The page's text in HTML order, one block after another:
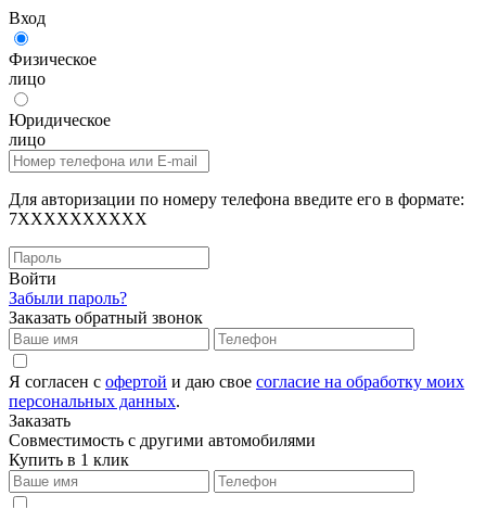
Вход
Физическое
лицо
Юридическое
лицо
Для авторизации по номеру телефона введите его в формате:
7XXXXXXXXXX
Войти
Забыли пароль?
Заказать обратный звонок
Я согласен с офертой и даю свое согласие на обработку моих
персональных данных.
Заказать
Совместимость с другими автомобилями
Купить в 1 клик